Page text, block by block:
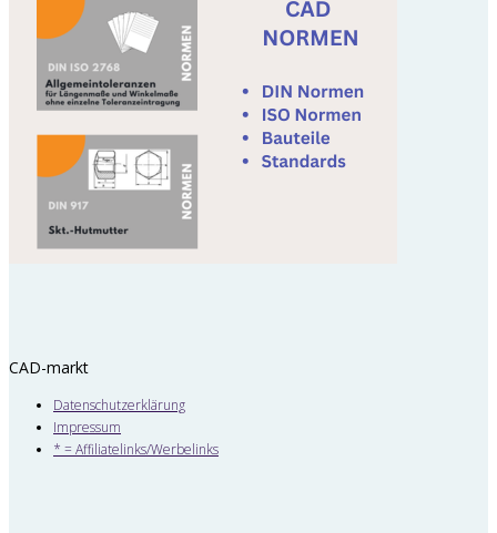
CAD-markt
Datenschutzerklärung
Impressum
* = Affiliatelinks/Werbelinks